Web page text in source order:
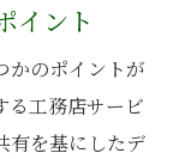
イント
かのポイントが
る工務店サービ
有を基にしたデ